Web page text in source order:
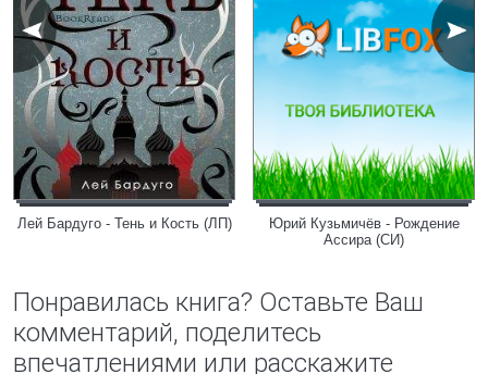
Лей Бардуго - Тень и Кость (ЛП)
Юрий Кузьмичёв - Рождение
Ассира (СИ)
Понравилась книга? Оставьте Ваш
комментарий, поделитесь
впечатлениями или расскажите